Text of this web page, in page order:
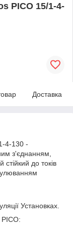
PICO 15/1-4-
Доставка
4-130 -
з'єднанням,
до токів
Установках.